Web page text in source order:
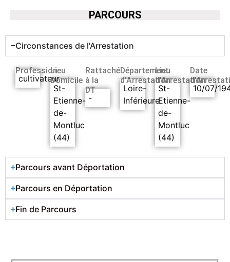
PARCOURS
Circonstances de l'Arrestation
Profession
cultivateur
Lieu
Domicile
St-
Etienne-
de-
Montluc
(44)
Rattaché
à la
DT
-
Département
d’Arrestation
Loire-
Inférieure
Lieu
d’Arrestation
St-
Etienne-
de-
Montluc
(44)
Date
10/07/
Parcours avant Déportation
Parcours en Déportation
Fin de Parcours